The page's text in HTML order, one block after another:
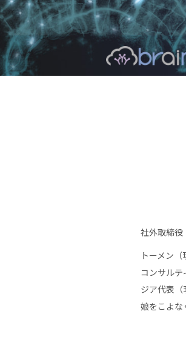
社外取締役
トーメン
コンサル
ジア代表（
娘をこよな